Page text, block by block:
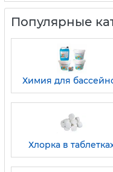
Популярные
Химия для
Хлорка в